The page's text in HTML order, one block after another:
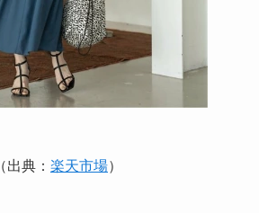
（出典： 楽天市場）